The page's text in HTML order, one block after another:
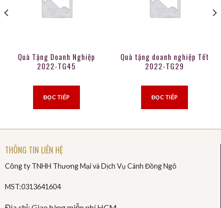
Quà Tặng Doanh Nghiệp
2022-TG45
ĐỌC TIẾP
Quà tặng doanh nghiệp Tết
2022-TG29
ĐỌC TIẾP
THÔNG TIN LIÊN HỆ
Công ty TNHH Thương Mại và Dịch Vụ Cánh Đồng Ngô
MST:0313641604